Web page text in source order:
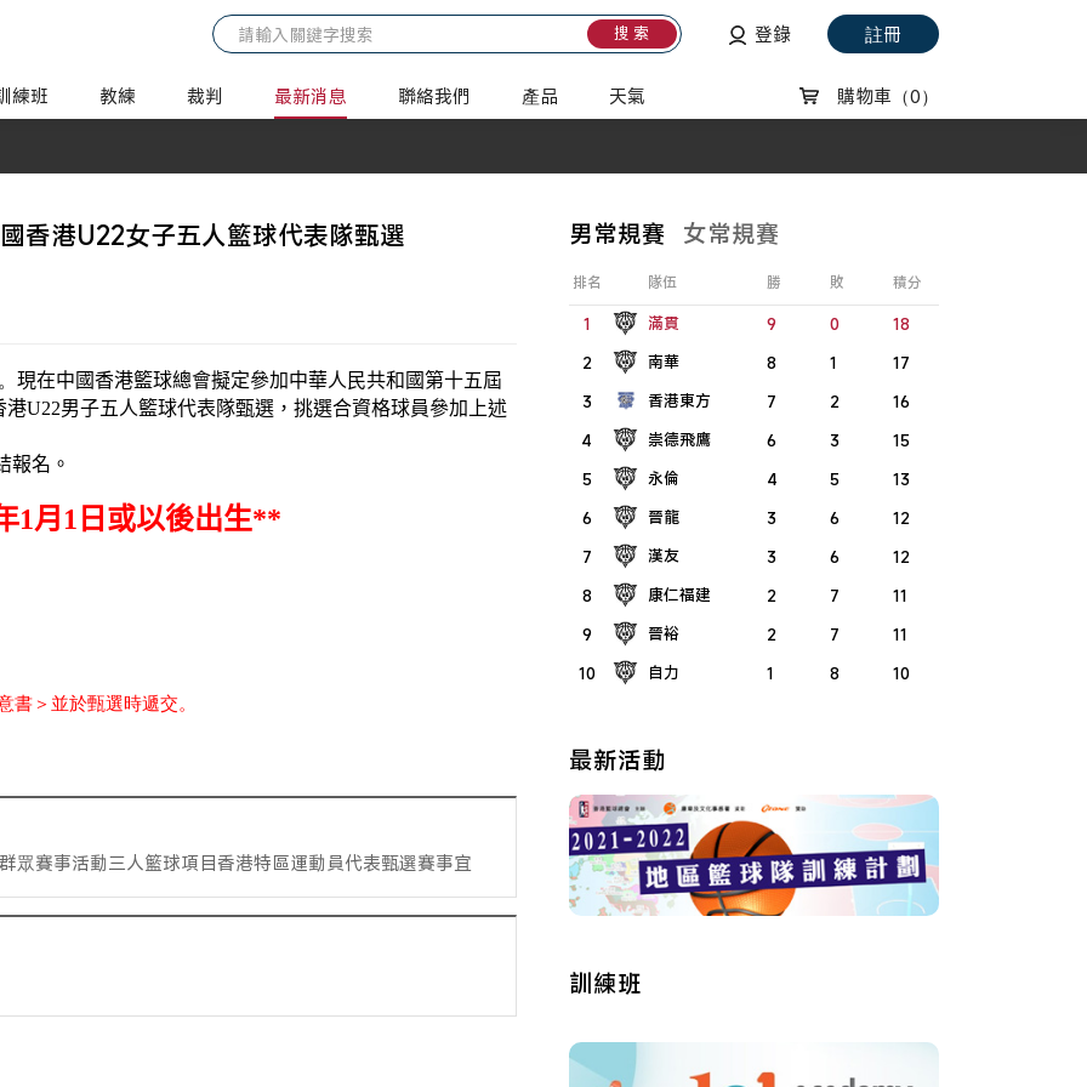
搜 索 登錄 註冊
練班 教練 裁判 最新消息 聯絡我們 產品 天氣 購物車 （0）
香港U22女子五人籃球代表隊甄選
現在中國香港籃球總會擬定參加中華人民共和國第十五屆
港U22男子五人籃球代表隊甄選，挑選合資格球員參加上述
報名。
1月1日或以後出生**
＞並於甄選時遞交。
眾賽事活動三人籃球項目香港特區運動員代表甄選賽事宜
男常規賽 女常規賽
排名 隊伍 勝 敗 積分
1 滿貫 9 0
18
2
南華 8 1
17
3
香港東方 7 2
16
4
崇德飛鷹 6 3
15
5
永倫 4 5
13
6
晉龍 3 6
12
7
漢友 3 6
12
8
康仁福建 2 7
11
9
晉裕 2 7
11
10
自力 1 8 10
最新活動
訓練班